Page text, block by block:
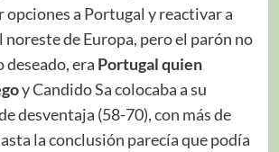
opciones a Portugal y reactivar a
de Europa, pero el parón no
era Portugal quien
y Candido Sa colocaba a su
desventaja (58-70), con más de
la conclusión parecía que podía